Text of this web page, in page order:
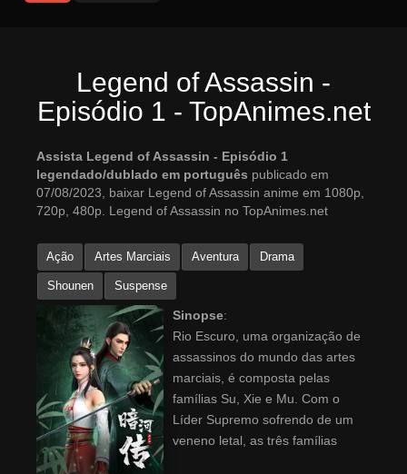
Legend of Assassin -
Episódio 1 - TopAnimes.net
Assista Legend of Assassin - Episódio 1
legendado/dublado em português publicado em
07/08/2023, baixar Legend of Assassin anime em 1080p,
720p, 480p. Legend of Assassin no TopAnimes.net
Ação Artes Marciais Aventura Drama
Shounen Suspense
Sinopse:
Rio Escuro, uma organização de
assassinos do mundo das artes
marciais, é composta pelas
famílias Su, Xie e Mu. Com o
Líder Supremo sofrendo de um
veneno letal, as três famílias